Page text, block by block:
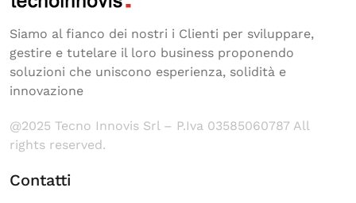
Siamo al fianco dei nostri i Clienti per sviluppare,
gestire e tutelare il loro business proponendo
soluzioni che uniscono esperienza, solidità e
innovazione
@2025 Tecno Innovis Srl – P.Iva 03585060787 All
rights reserved.
Contatti